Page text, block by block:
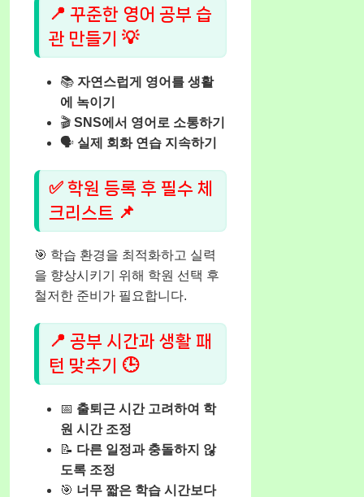
📍 꾸준한 영어 공부 습
관 만들기 💡
📚 자연스럽게 영어를 생활
에 녹이기
🎬 SNS에서 영어로 소통하기
🗣️ 실제 회화 연습 지속하기
✅ 학원 등록 후 필수 체
크리스트 📌
🎯 학습 환경을 최적화하고 실력
을 향상시키기 위해 학원 선택 후
철저한 준비가 필요합니다.
📍 공부 시간과 생활 패
턴 맞추기 🕒
📅 출퇴근 시간 고려하여 학
원 시간 조정
📝 다른 일정과 충돌하지 않
도록 조정
🎯 너무 짧은 학습 시간보다